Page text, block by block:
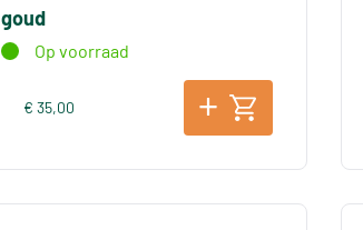
goud
Op voorraad
€ 35,00